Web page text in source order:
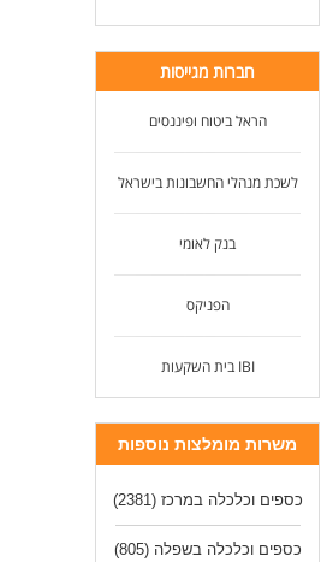
חברות מגייסות
הראל ביטוח ופיננסים
לשכת מנהלי החשבונות בישראל
בנק לאומי
הפניקס
IBI בית השקעות
משרות מומלצות נוספות
כספים וכלכלה במרכז (2381)
כספים וכלכלה בשפלה (805)